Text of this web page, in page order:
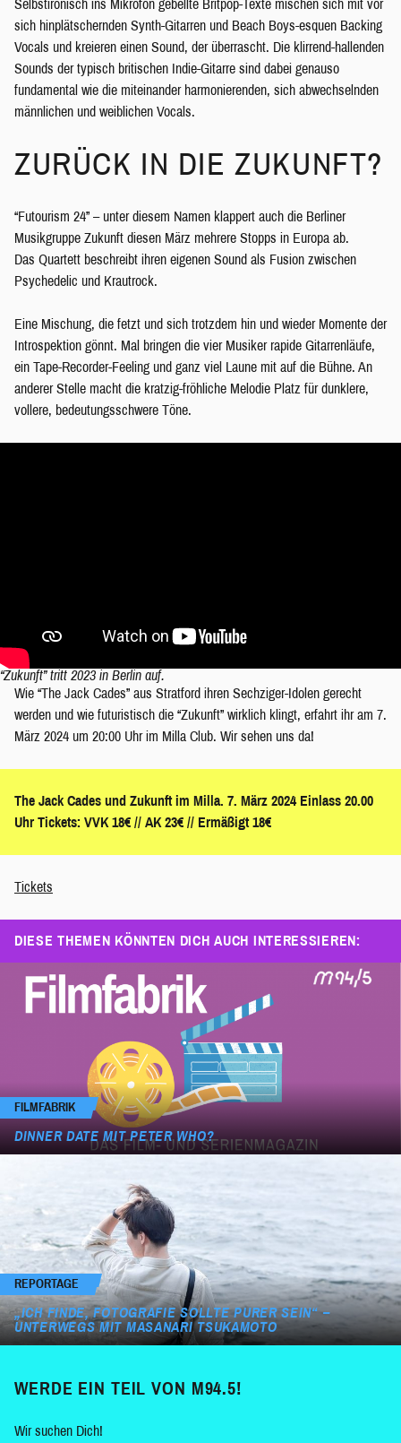
Selbstironisch ins Mikrofon gebellte Britpop-Texte mischen sich mit vor
sich hinplätschernden Synth-Gitarren und Beach Boys-esquen Backing
Vocals und kreieren einen Sound, der überrascht. Die klirrend-hallenden
Sounds der typisch britischen Indie-Gitarre sind dabei genauso
fundamental wie die miteinander harmonierenden, sich abwechselnden
männlichen und weiblichen Vocals.
ZURÜCK IN DIE ZUKUNFT?
“Futourism 24” – unter diesem Namen klappert auch die Berliner
Musikgruppe Zukunft diesen März mehrere Stopps in Europa ab.
Das Quartett beschreibt ihren eigenen Sound als Fusion zwischen
Psychedelic und Krautrock.
Eine Mischung, die fetzt und sich trotzdem hin und wieder Momente der
Introspektion gönnt. Mal bringen die vier Musiker rapide Gitarrenläufe,
ein Tape-Recorder-Feeling und ganz viel Laune mit auf die Bühne. An
anderer Stelle macht die kratzig-fröhliche Melodie Platz für dunklere,
vollere, bedeutungsschwere Töne.
“Zukunft” tritt 2023 in Berlin auf.
Wie “The Jack Cades” aus Stratford ihren Sechziger-Idolen gerecht
werden und wie futuristisch die “Zukunft” wirklich klingt, erfahrt ihr am 7.
März 2024 um 20:00 Uhr im Milla Club. Wir sehen uns da!
The Jack Cades und Zukunft im Milla. 7. März 2024 Einlass 20.00
Uhr Tickets: VVK 18€ // AK 23€ // Ermäßigt 18€
Tickets
DIESE THEMEN KÖNNTEN DICH AUCH INTERESSIEREN:
FILMFABRIK
DINNER DATE MIT PETER WHO?
REPORTAGE
„ICH FINDE, FOTOGRAFIE SOLLTE PURER SEIN“ –
UNTERWEGS MIT MASANARI TSUKAMOTO
WERDE EIN TEIL VON M94.5!
Wir suchen Dich!